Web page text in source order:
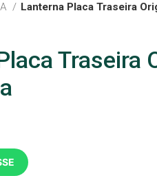
Lanterna Placa Traseira
Traseira